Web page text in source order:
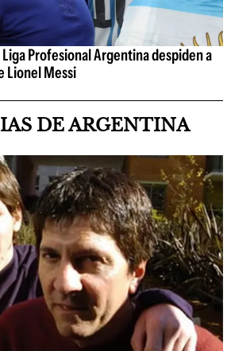
Liga Profesional Argentina despiden a
Lionel Messi
DE ARGENTINA